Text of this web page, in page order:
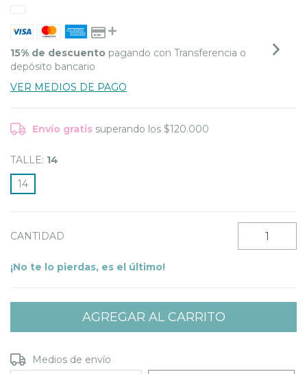
15% de descuento pagando con Transferencia o
depósito bancario
VER MEDIOS DE PAGO
Envío gratis superando los $120.000
TALLE: 14
14
CANTIDAD
¡No te lo pierdas, es el último!
Entregas para el CP:
Medios de envío